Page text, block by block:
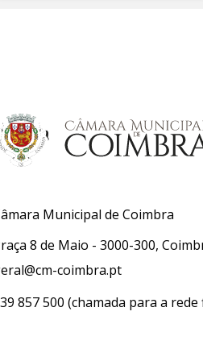
Municipal de Coimbra
8 de Maio - 3000-300,
coimbra.pt
857 500 (chamada para a rede